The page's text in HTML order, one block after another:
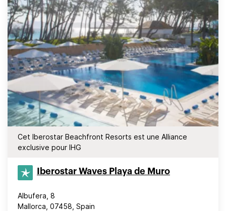
Cet Iberostar Beachfront Resorts est une Alliance
exclusive pour IHG
Iberostar Waves Playa de Muro
Albufera, 8
Mallorca, 07458, Spain